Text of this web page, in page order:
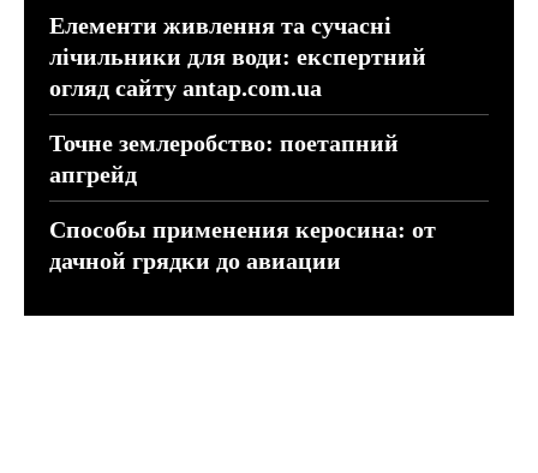
Елементи живлення та сучасні
лічильники для води: експертний
огляд сайту antap.com.ua
Точне землеробство: поетапний
апгрейд
Способы применения керосина: от
дачной грядки до авиации